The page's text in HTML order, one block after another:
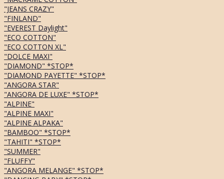
"JEANS CRAZY"
"FINLAND"
"EVEREST Daylight"
"ECO COTTON"
"ECO COTTON XL"
"DOLCE MAXI"
"DIAMOND" *STOP*
"DIAMOND PAYETTE" *STOP*
"ANGORA STAR"
"ANGORA DE LUXE" *STOP*
"ALPINE"
"ALPINE MAXI"
"ALPINE ALPAKA"
"BAMBOO" *STOP*
"TAHITI" *STOP*
"SUMMER"
"FLUFFY"
"ANGORA MELANGE" *STOP*